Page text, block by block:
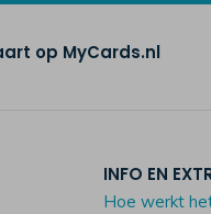
op MyCards.nl
INFO EN
Hoe werkt